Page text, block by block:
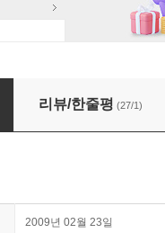
리뷰/한줄평 (27/1)
2009년 02월 23일